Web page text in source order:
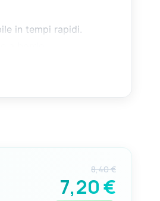
in tempi rapidi.
8,40 €
7,20 €